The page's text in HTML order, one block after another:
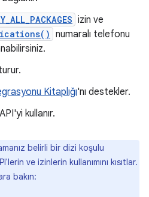
izin ve
numaralı telefonu
Kitaplığı'nı destekler.
API'yi kullanır.
belirli bir dizi koşulu
ve izinlerin kullanımını kısıtlar.
bakın: